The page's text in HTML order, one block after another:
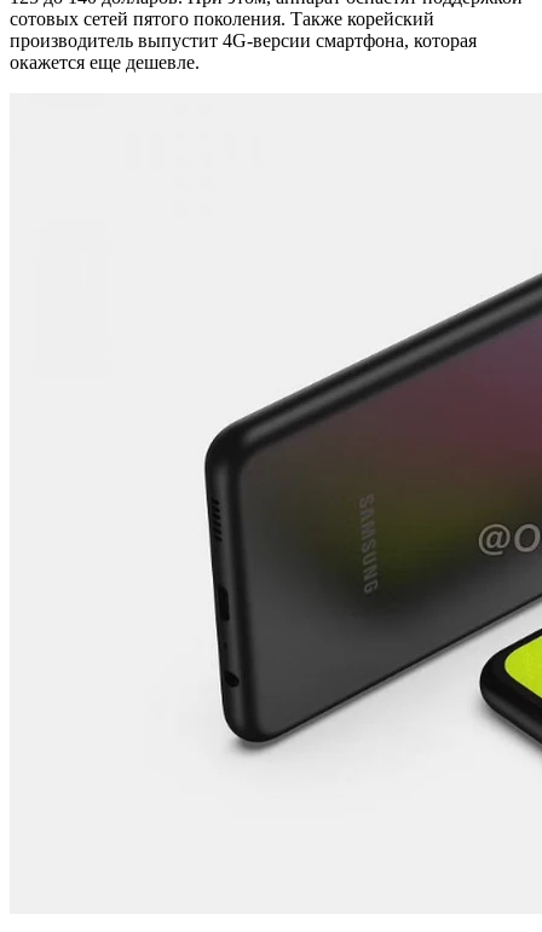
сотовых сетей пятого поколения. Также корейский
производитель выпустит 4G-версии смартфона, которая
окажется еще дешевле.